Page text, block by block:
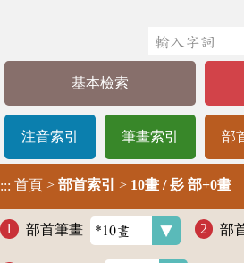
基本檢索
注音索引 筆畫索引 部
::: 首頁 > 部首索引 > 10畫 / 髟 部+0畫
部首筆畫 部